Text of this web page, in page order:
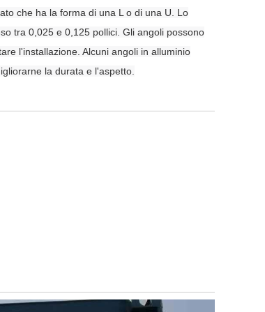
che ha la forma di una L o di una U. Lo
tra 0,025 e 0,125 pollici. Gli angoli possono
l'installazione. Alcuni angoli in alluminio
la durata e l'aspetto.